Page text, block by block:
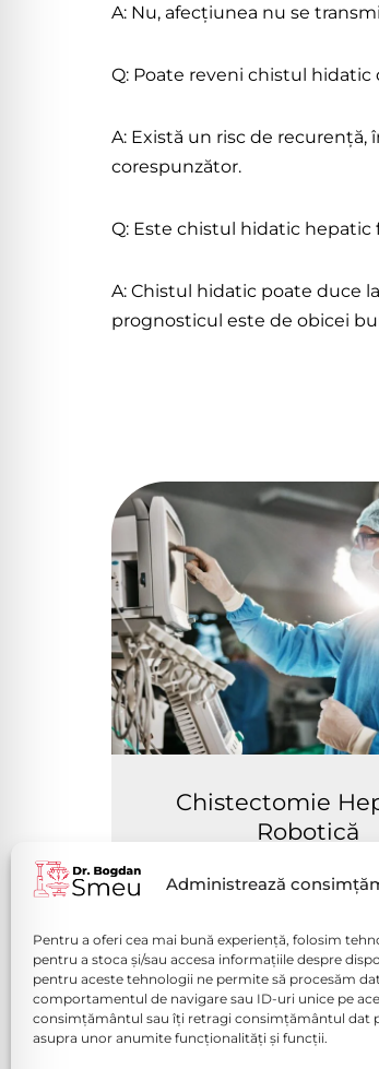
Administrează
Pentru a oferi cea mai bună experiență, folosim
pentru a stoca și/sau accesa informațiile despre
pentru aceste tehnologii ne permite să procesăm
comportamentul de navigare sau ID-uri unice pe
consimțământul sau îți retragi consimțământul dat
asupra unor anumite funcționalități și funcții.
A: Nu, afecțiunea nu se
Q: Poate reveni chistul
A: Există un risc de
corespunzător.
Q: Este chistul hidatic hepatic
A: Chistul hidatic poate duce
prognosticul este de obicei
Chistectomie
Robotică
Vezi mai mult
Politică de
Politica